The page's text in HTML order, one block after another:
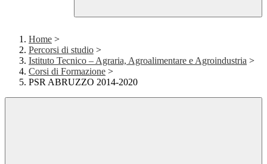
Home >
Percorsi di studio >
Istituto Tecnico – Agraria, Agroalimentare e Agroindustria >
Corsi di Formazione >
PSR ABRUZZO 2014-2020